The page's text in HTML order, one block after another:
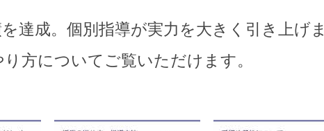
達成。個別指導が実力を大きく引き上げま
方についてご覧いただけます。